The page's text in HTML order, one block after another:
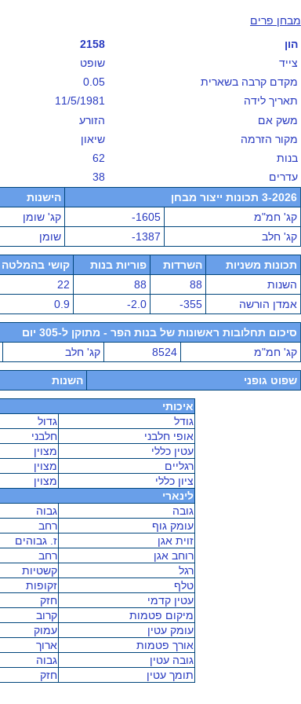
מבחן פרים
הון
2158
צייד
שופט
מקדם קרבה בשארית
0.05
תאריך לידה
11/5/1981
משק אם
הזורע
מקור הזרמה
שיאון
בנות
62
עדרים
38
3-2026 תכונות ייצור מבחן
הישנות
קג' חמ"מ
-1605 קג' שומן
קג' חלב
-1387 שומן
תכונות משניות השרדות פוריות בנות קושי בהמלטה
השנות
88
88
22
אמדן הורשה
-355
-2.0
0.9
סיכום תחלובות ראשונות של בנות הפר - מתוקן ל-305 יום
קג' חמ"מ
8524 קג' חלב
שפוט גופני השנות
איכותי
גודל
גדול
אופי חלבני
חלבני
עטין כללי
מצוין
רגליים
מצוין
ציון כללי
מצוין
לינארי
גובה
גבוה
עומק גוף
רחב
זוית אגן
ז. גבוהים
רוחב אגן
רחב
רגל
קשטיות
טלף
זקופות
עטין קדמי
חזק
מיקום פטמות
קרוב
עומק עטין
עמוק
אורך פטמות
ארוך
גובה עטין
גבוה
תומך עטין
חזק